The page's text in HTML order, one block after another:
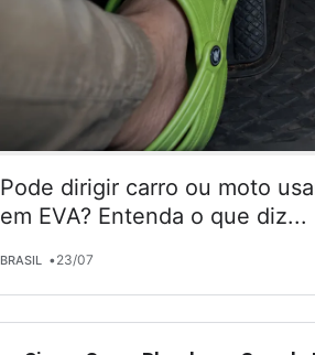
Pode dirigir carro ou moto
em EVA? Entenda o que diz...
BRASIL •23/07